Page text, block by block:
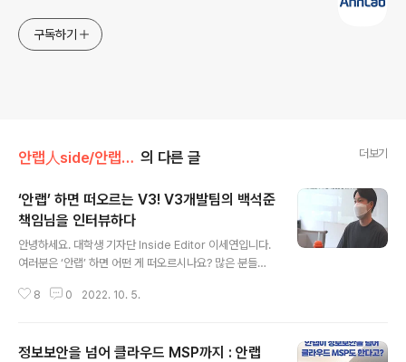
구독하기
안랩人side/안랩!안랩인! 의 다른 글 더보기
‘안랩’ 하면 떠오르는 V3! V3개발팀의 백석준
책임님을 인터뷰하다
안녕하세요. 대학생 기자단 Inside Editor 이세연입니다.
여러분은 ‘안랩’ 하면 어떤 게 떠오르시나요? 많은 분들이
거라고 생각합니다. 안랩을 대표하는 백신 V3가 궁금하실
익숙한 V3가 어떻게 만들어지는지 함께 알아볼까요? Q.
8 0 2022. 10. 5.
정보보안을 넘어 클라우드 MSP까지 : 안랩